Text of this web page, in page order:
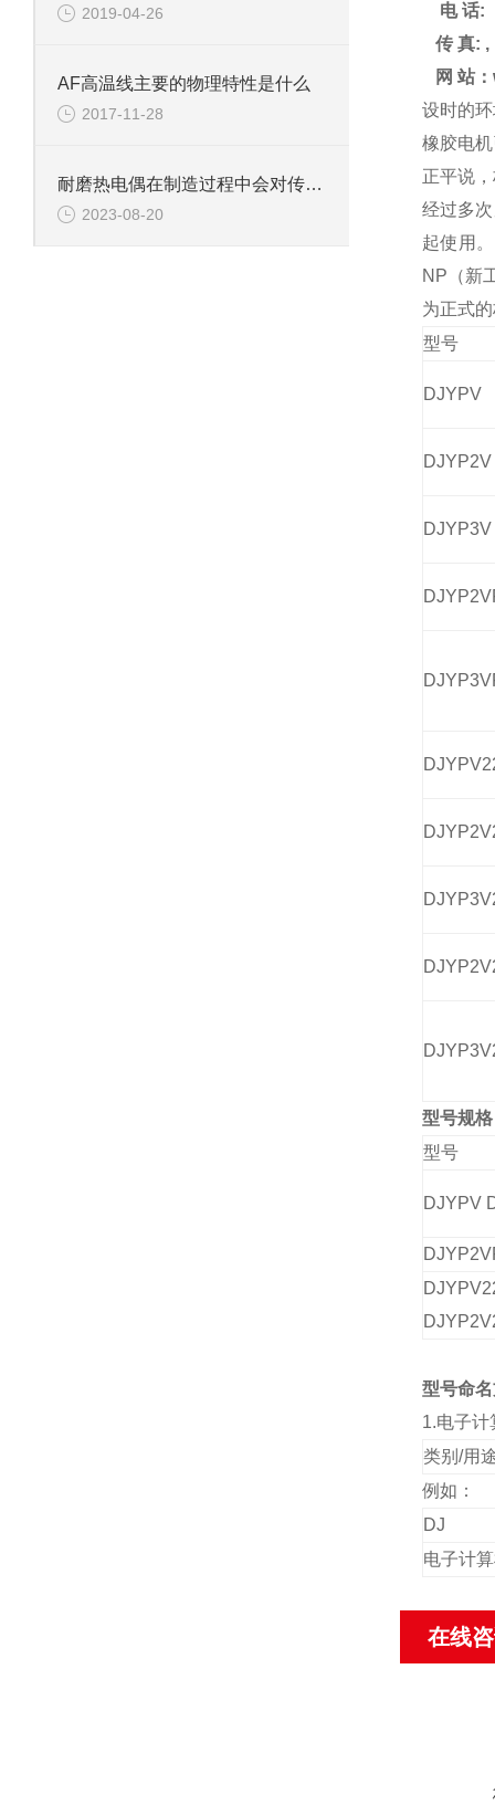
2019-04-26
AF高温线主要的物理特性是什么
2017-11-28
耐磨热电偶在制造过程中会对传感器进行防腐蚀处理
2023-08-20
电 话:
传 真: ,
网 站：
设时的
橡胶电
正平说
经过多
起使用
NP（新
为正式
型号
DJYPV
DJYP2V
DJYP3V
型号规格
型号
DJYPV
型号命
1.电子计
类别/用
例如：
DJ
电子计
在线